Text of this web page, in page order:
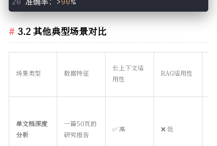
3.2 其他典型场景对比
场景类型 数据特征
长上下文适
用性
RAG适用性
单文档深度
分析
一篇50页的
研究报告
✅ 高 ❌ 低